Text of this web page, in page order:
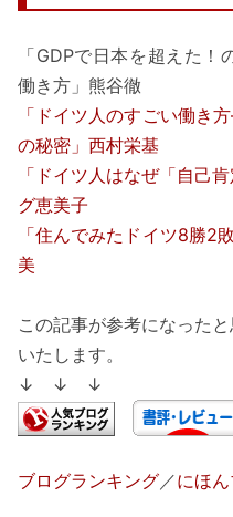
「GDPで日本を超えた
働き方」熊谷徹
「ドイツ人のすごい働き
の秘密」西村栄基
「ドイツ人はなぜ「自己
グ恵美子
「住んでみたドイツ8勝2
美
この記事が参考になったと
いたします。
↓ ↓ ↓
ブログランキング ／にほ